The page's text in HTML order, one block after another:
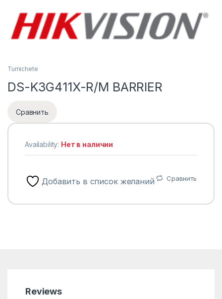
Turnichete
DS-K3G411X-R/M BARRIER
Сравнить
Availability: Нет в наличии
Добавить в список желаний Сравнить
Reviews